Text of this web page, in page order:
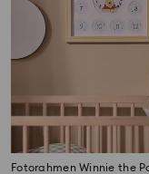
Fotorahmen Winnie the